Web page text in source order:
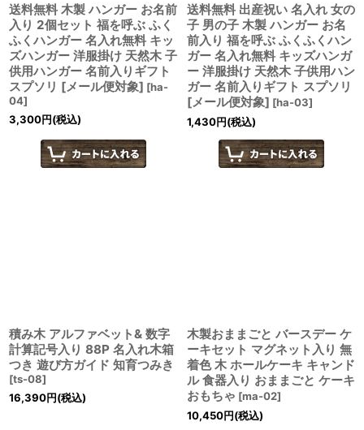
送料無料 木製 ハンガー お名前
入り 2個セット 福を呼ぶ ふく
ふくハンガー 名入れ無料 キッ
ズハンガー 洋服掛け 天然木 子
供用ハンガー 名前入りギフト
スプソリ [メール便対象] [ha-
04]
3,300円(税込)
送料無料 出産祝い 名入れ 女の
子 男の子 木製 ハンガー お名
前入り 福を呼ぶ ふくふくハン
ガー 名入れ無料 キッズハンガ
ー 洋服掛け 天然木 子供用ハン
ガー 名前入りギフト スプソリ
[メール便対象] [ha-03]
1,430円(税込)
積み木 アルファベット& 数字
計算記号入り 88P 名入れ木箱
つき 遊び方ガイド 知育つみき
[ts-08]
16,390円(税込)
木製おままごと バースデー ケ
ーキセット マグネット入り 無
着色 木 ホールケーキ キャンド
ル 食器入り おままごと ケーキ
おもちゃ [ma-02]
10,450円(税込)